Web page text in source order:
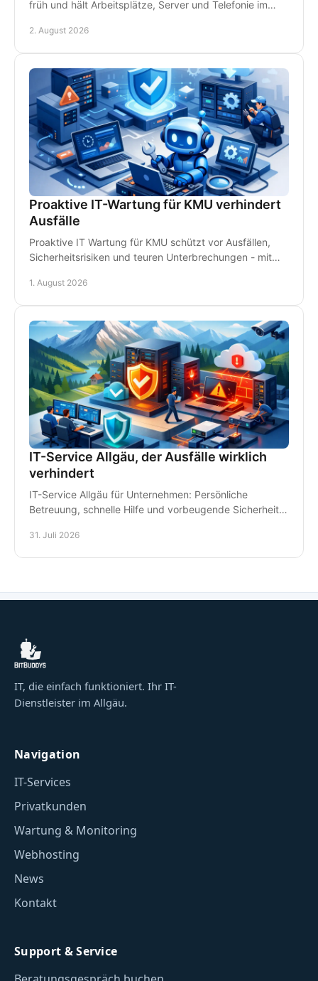
früh und hält Arbeitsplätze, Server und Telefonie im
2. August 2026
Proaktive IT-Wartung für KMU verhindert
Ausfälle
Proaktive IT Wartung für KMU schützt vor Ausfällen,
Sicherheitsrisiken und teuren Unterbrechungen - mit
1. August 2026
IT-Service Allgäu, der Ausfälle wirklich
verhindert
IT-Service Allgäu für Unternehmen: Persönliche
Betreuung, schnelle Hilfe und vorbeugende Sicherheit
31. Juli 2026
IT, die einfach funktioniert. Ihr IT-
Dienstleister im Allgäu.
Navigation
IT-Services
Privatkunden
Wartung & Monitoring
Webhosting
News
Kontakt
Support & Service